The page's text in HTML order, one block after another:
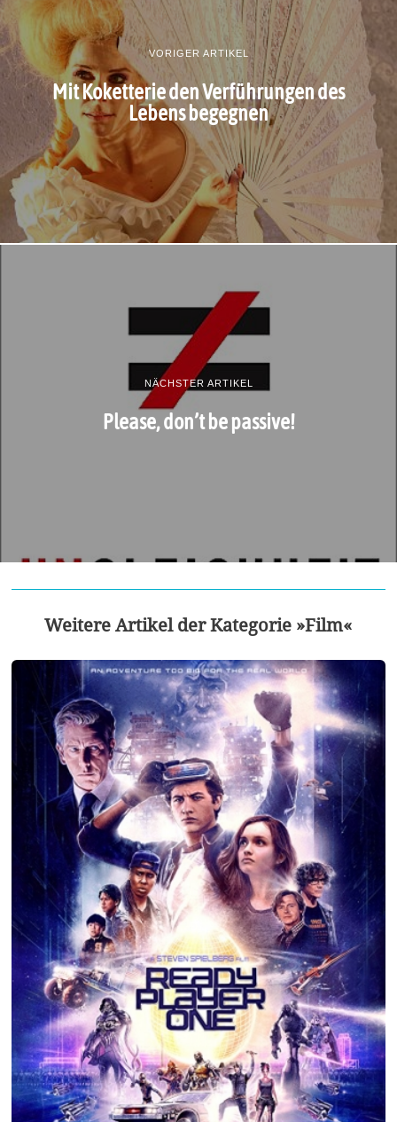
VORIGER ARTIKEL
Mit Koketterie den Verführungen des
Lebens begegnen
NÄCHSTER ARTIKEL
Please, don’t be passive!
Weitere Artikel der Kategorie »Film«